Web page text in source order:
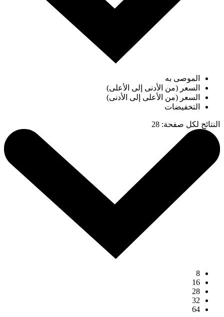
الموصى به
السعر (من الأدنى إلى الأعلى)
السعر (من الأعلى إلى الأدنى)
التخفيضات
النتائج لكل صفحة:
28
8
16
28
32
64